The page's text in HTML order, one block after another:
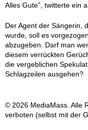
Alles Gute”, twitterte ein
Der Agent der Sängerin,
wurde, soll es
abzugeben. Darf man
diesem verrückten
die vergeblichen
Schlagzeilen ausgehen?
© 2026 MediaMass. Alle
verboten (selbst mit der